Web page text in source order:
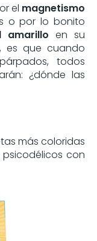
el magnetismo
o por lo bonito
amarillo en su
es que cuando
todos
¿dónde las
más coloridas
psicodélicos con